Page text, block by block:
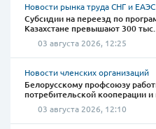
Новости рынка труда СНГ и ЕАЭС
Субсидии на переезд по
Казахстане превышают 300 тыс.
03 августа 2026, 12:25
Новости членских организаций
Белорусскому профсоюзу
потребительской кооперации
03 августа 2026, 12:10